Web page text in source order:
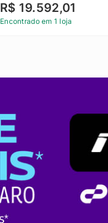
R$ 19.592,01
Encontrado em 1 loja